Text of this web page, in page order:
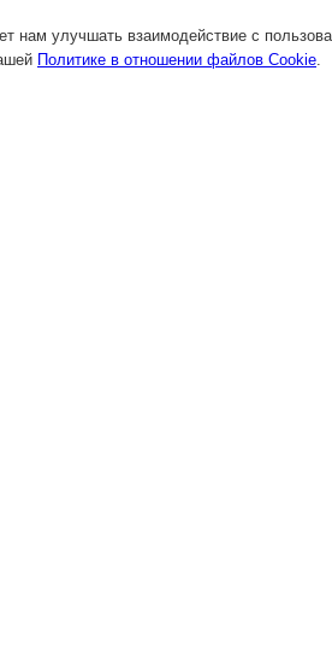
нам улучшать взаимодействие с
Политике в отношении файлов Cookie.